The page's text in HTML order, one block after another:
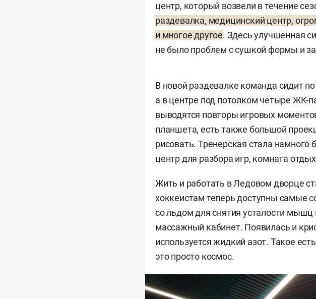
центр, который возвели в течение
раздевалка, медицинский центр,
и многое другое. Здесь улучшенная
не было проблем с сушкой формы и
В новой раздевалке команда сидит
а в центре под потолком четыре ЖК-
выводятся повторы игровых
планшета, есть также большой
рисовать. Тренерская стала
центр для разбора игр, комната
Жить и работать в Ледовом дворце
хоккеистам теперь доступны самые
со льдом для снятия усталости
массажный кабинет. Появилась и
используется жидкий азот. Такое
это просто космос.